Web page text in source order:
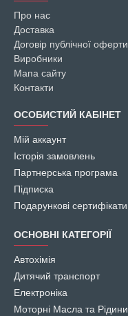
Про нас
Доставка
Договір публічної оферти
Виробники
Мапа сайту
Контакти
ОСОБИСТИЙ КАБІНЕТ
Мій аккаунт
Історія замовлень
Партнерська програма
Підписка
Подарункові сертифікати
ОСНОВНІ КАТЕГОРІЇ
Автохімія
Дитячий транспорт
Електроніка
Моторні Масла та Рідини